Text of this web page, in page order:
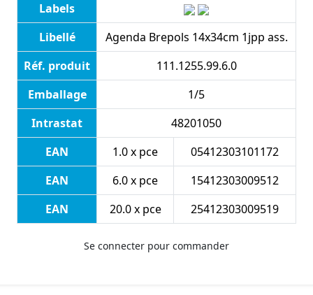
Labels
Libellé
Agenda Brepols 14x34cm 1jpp ass.
Réf. produit
111.1255.99.6.0
Emballage
1/5
Intrastat
48201050
EAN
1.0 x pce
05412303101172
EAN
6.0 x pce
15412303009512
EAN
20.0 x pce 25412303009519
Se connecter pour commander